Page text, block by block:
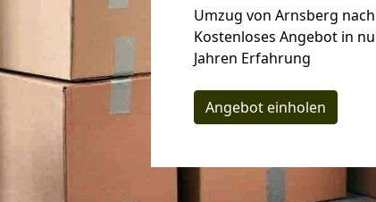
Umzug von Arnsberg
Kostenloses Angebot in
Jahren Erfahrung
Angebot einholen